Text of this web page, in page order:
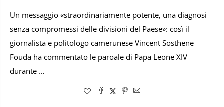
Un messaggio «straordinariamente potente, una diagnosi
senza compromessi delle divisioni del Paese»: così il
giornalista e politologo camerunese Vincent Sosthene
Fouda ha commentato le paroale di Papa Leone XIV
durante …